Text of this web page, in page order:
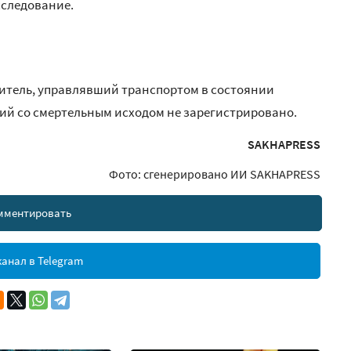
управлявший транспортом в состоянии
со смертельным исходом не зарегистрировано.
SAKHAPRESS
Фото: сгенерировано ИИ SAKHAPRESS
в Telegram